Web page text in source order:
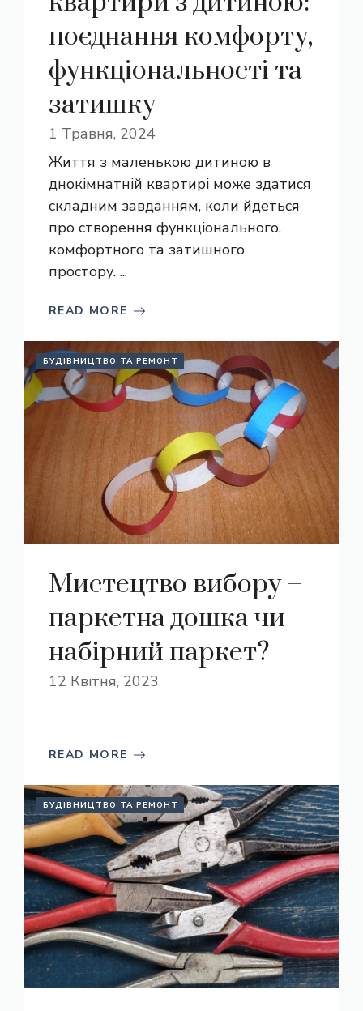
поєднання комфорту,
функціональності та
затишку
1 Травня, 2024
Життя з маленькою дитиною в
днокімнатній квартирі може здатися
складним завданням, коли йдеться
про створення функціонального,
комфортного та затишного
простору. ...
READ MORE
БУДІВНИЦТВО ТА РЕМОНТ
Мистецтво вибору –
паркетна дошка чи
набірний паркет?
12 Квітня, 2023
READ MORE
БУДІВНИЦТВО ТА РЕМОНТ